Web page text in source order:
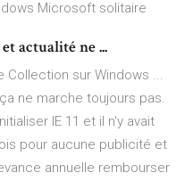
Microsoft solitaire
actualité ne ...
sur Windows ...
ne marche toujours pas.
IE 11 et il n'y avait
pour aucune publicité et
annuelle rembourser